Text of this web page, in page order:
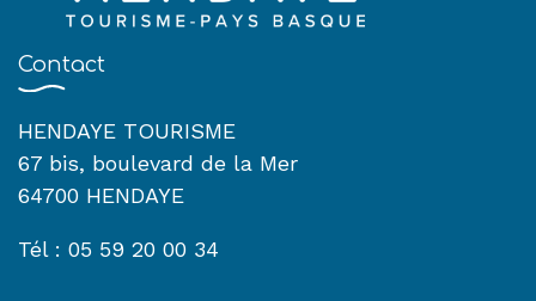
Contact
HENDAYE TOURISME
67 bis, boulevard de la Mer
64700 HENDAYE
Tél : 05 59 20 00 34